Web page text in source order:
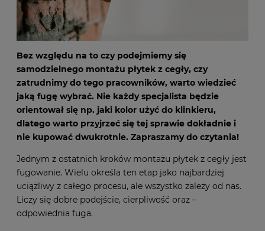
Bez względu na to czy podejmiemy się
samodzielnego montażu płytek z cegły, czy
zatrudnimy do tego pracowników, warto wiedzieć
jaką fugę wybrać. Nie każdy specjalista będzie
orientował się np. jaki kolor użyć do klinkieru,
dlatego warto przyjrzeć się tej sprawie dokładnie i
nie kupować dwukrotnie. Zapraszamy do czytania!
Jednym z ostatnich kroków montażu płytek z cegły jest
fugowanie. Wielu określa ten etap jako najbardziej
uciążliwy z całego procesu, ale wszystko zależy od nas.
Liczy się dobre podejście, cierpliwość oraz –
odpowiednia fuga.